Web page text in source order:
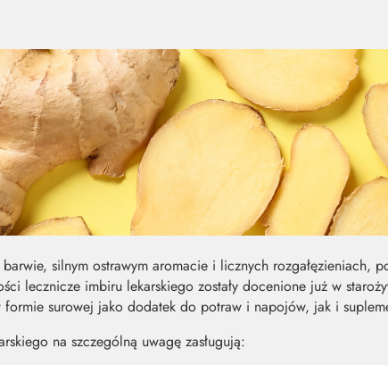
barwie, silnym ostrawym aromacie i licznych rozgałęzieniach,
lecznicze imbiru lekarskiego zostały docenione już w
surowej jako dodatek do potraw i napojów, jak i
na szczególną uwagę zasługują: